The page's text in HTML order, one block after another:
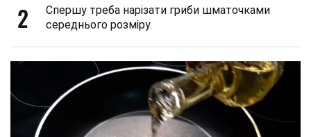
2
Спершу треба нарізати гриби шматочками
середнього розміру.